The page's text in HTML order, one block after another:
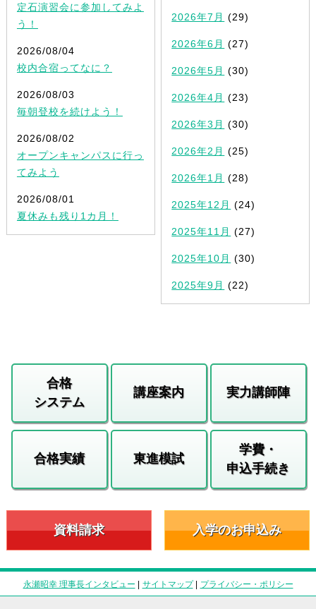
定石演習会に参加してみよ
う！
2026/08/04
校内合宿ってなに？
2026/08/03
毎朝登校を続けよう！
2026/08/02
オープンキャンパスに行っ
てみよう
2026/08/01
夏休みも残り1カ月！
2026年7月 (29)
2026年6月 (27)
2026年5月 (30)
2026年4月 (23)
2026年3月 (30)
2026年2月 (25)
2026年1月 (28)
2025年12月 (24)
2025年11月 (27)
2025年10月 (30)
2025年9月 (22)
合格
システム
講座案内 実力講師陣
合格実績 東進模試
学費・
申込手続き
資料請求 入学のお申込み
永瀬昭幸 理事長インタビュー | サイトマップ| プライバシー・ポリシー